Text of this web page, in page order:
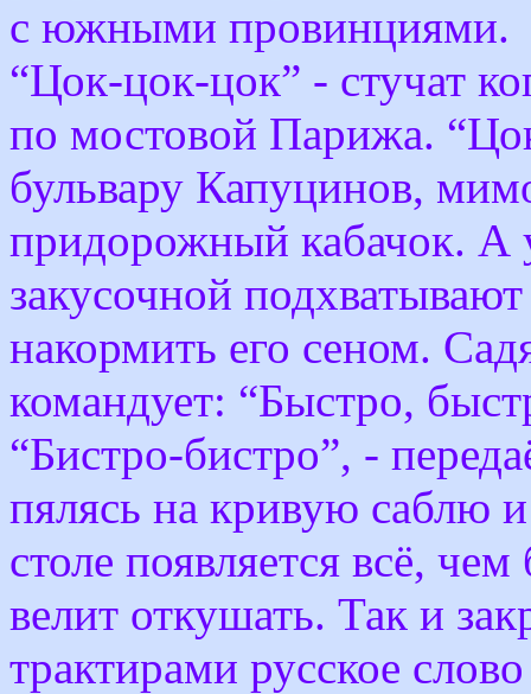
с южными провинциями.
“Цок-цок-цок” - стучат
по мостовой Парижа.
бульвару Капуцинов,
придорожный кабачок. А
закусочной
накормить его сеном.
командует: “Быстро,
“Бистро-бистро”, -
пялясь на кривую саблю
столе появляется всё,
велит откушать. Так и
трактирами русское